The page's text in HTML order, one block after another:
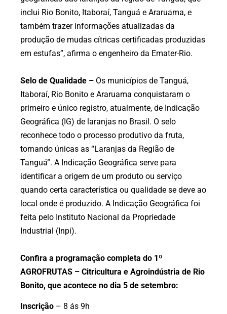
inclui Rio Bonito, Itaboraí, Tanguá e Araruama, e
também trazer informações atualizadas da
produção de mudas cítricas certificadas produzidas
em estufas”, afirma o engenheiro da Emater-Rio.
Selo de Qualidade – Os municípios de Tanguá,
Itaboraí, Rio Bonito e Araruama conquistaram o
primeiro e único registro, atualmente, de Indicação
Geográfica (IG) de laranjas no Brasil. O selo
reconhece todo o processo produtivo da fruta,
tornando únicas as “Laranjas da Região de
Tanguá”. A Indicação Geográfica serve para
identificar a origem de um produto ou serviço
quando certa característica ou qualidade se deve ao
local onde é produzido. A Indicação Geográfica foi
feita pelo Instituto Nacional da Propriedade
Industrial (Inpi).
Confira a programação completa do 1º
AGROFRUTAS – Citricultura e Agroindústria de Rio
Bonito, que acontece no dia 5 de setembro:
Inscrição – 8 ás 9h